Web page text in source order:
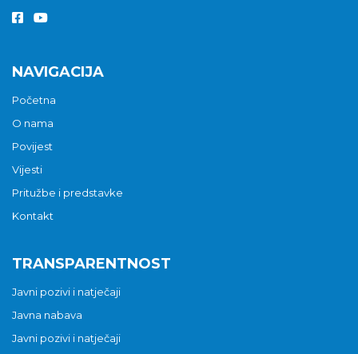
NAVIGACIJA
Početna
O nama
Povijest
Vijesti
Pritužbe i predstavke
Kontakt
TRANSPARENTNOST
Javni pozivi i natječaji
Javna nabava
Javni pozivi i natječaji